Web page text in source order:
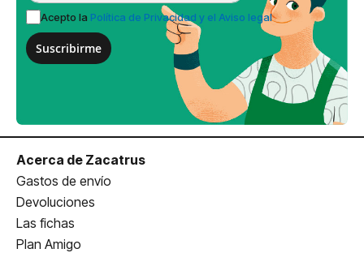
Acepto la Política de Privacidad y el Aviso legal
Suscribirme
Acerca de Zacatrus
Gastos de envío
Devoluciones
Las fichas
Plan Amigo